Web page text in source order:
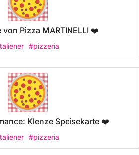
von Pizza MARTINELLI ❤️
#pizzeria
Klenze Speisekarte ❤️
#pizzeria